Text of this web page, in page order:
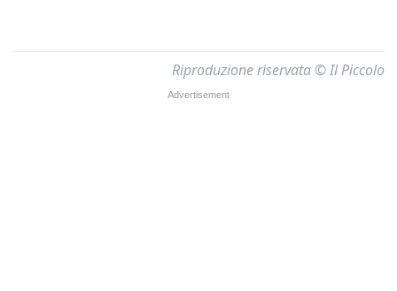
Riproduzione riservata © Il Piccolo